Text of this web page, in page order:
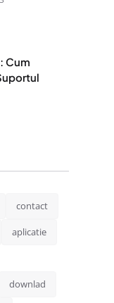
Cum
contact
aplicatie
downlad